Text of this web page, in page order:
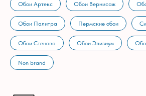
Обои Артекс Обои Вернисаж
Обои Палитра Пермские обои
Обои Стенова Обои Элизиум
Non brand